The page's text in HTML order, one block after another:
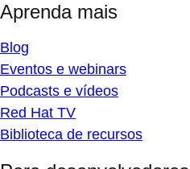
Aprenda mais
Blog
Eventos e webinars
Podcasts e vídeos
Red Hat TV
Biblioteca de recursos